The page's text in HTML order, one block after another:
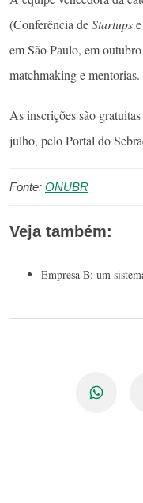
(Conferência deStartups
em São Paulo, em
matchmaking e mentorias.
As inscrições são
julho, pelo Portal do
Fonte: ONUBR
Veja também:
Empresa B: um